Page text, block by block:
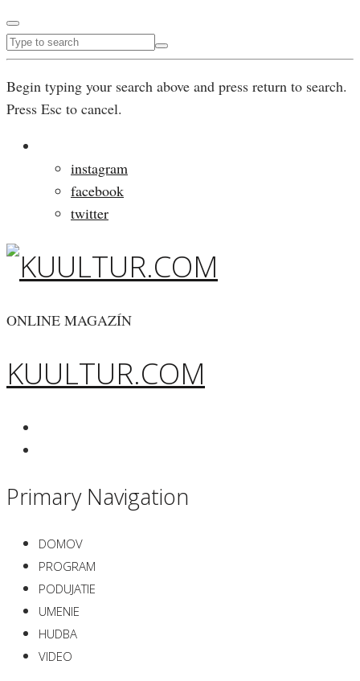
Begin typing your search above and press return to search.
Press Esc to cancel.
instagram
facebook
twitter
ONLINE MAGAZÍN
KUULTUR.COM
Primary Navigation
DOMOV
PROGRAM
PODUJATIE
UMENIE
HUDBA
VIDEO